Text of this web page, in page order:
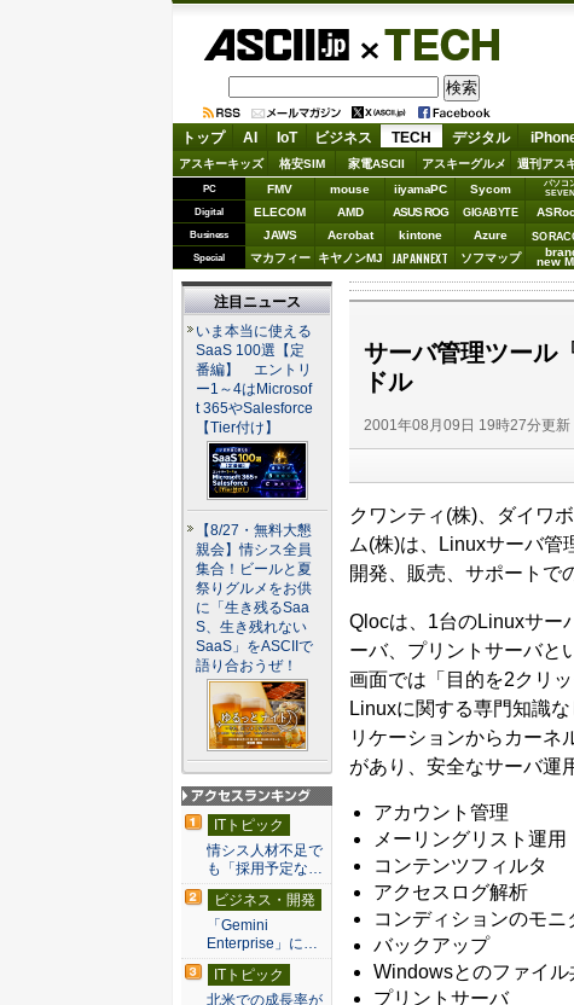
TECH
トップ AI IoT ビジネス TECH デジタル
アスキーキッズ 格安SIM 家電ASCII アスキーグルメ 週刊アス
PC FMV mouse iiyamaPC Sycom
パソコ
SEVEN
Digital ELECOM AMD ASUS ROG GIGABYTE
Business JAWS Acrobat kintone Azure
Special マカフィー キヤノンMJ JAPANNEXT ソフマップ new
サーバ管理ツール
ドル
2001年08月09日 19時27分更新
クワンティ(株)、ダイワ
ム(株)は、Linuxサーバ管
開発、販売、サポートで
Qlocは、1台のLinuxサー
ーバ、プリントサーバと
画面では「目的を2クリ
Linuxに関する専門知識
リケーションからカーネ
があり、安全なサーバ運
アカウント管理
メーリングリスト運用
コンテンツフィルタ
アクセスログ解析
コンディションのモニ
バックアップ
Windowsとのファイル
プリントサーバ
注目ニュース
いま本当に使える
SaaS 100選【定
番編】 エントリ
ー1～4はMicrosof
t 365やSalesforce
【Tier付け】
【8/27・無料大懇
親会】情シス全員
集合！ビールと夏
祭りグルメをお供
に「生き残るSaa
S、生き残れない
SaaS」をASCIIで
語り合おうぜ！
アクセスランキン
グ
ITトピック
情シス人材不足で
も「採用予定な…
ビジネス・開発
「Gemini
Enterprise」に…
ITトピック
北米での成長率が